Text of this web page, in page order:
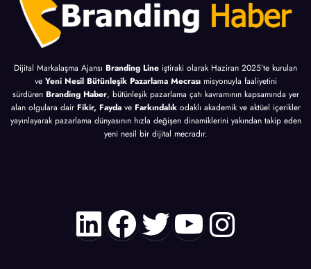
Dijital Markalaşma Ajansı Branding Line iştiraki olarak Haziran 2025’te kurulan
ve Yeni Nesil Bütünleşik Pazarlama Mecrası misyonuyla faaliyetini
sürdüren Branding Haber, bütünleşik pazarlama çatı kavramının kapsamında yer
alan olgulara dair Fikir, Fayda ve Farkındalık odaklı akademik ve aktüel içerikler
yayınlayarak pazarlama dünyasının hızla değişen dinamiklerini yakından takip eden
yeni nesil bir dijital mecradır.
LinkedIn
Facebook
Twitter
YouTube